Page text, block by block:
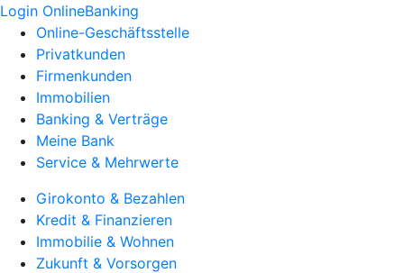
Login OnlineBanking
Online-Geschäftsstelle
Privatkunden
Firmenkunden
Immobilien
Banking & Verträge
Meine Bank
Service & Mehrwerte
Girokonto & Bezahlen
Kredit & Finanzieren
Immobilie & Wohnen
Zukunft & Vorsorgen